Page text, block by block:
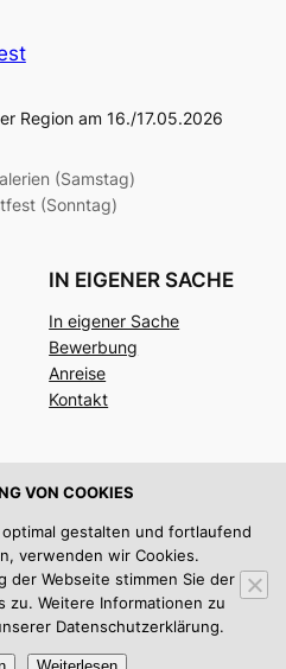
Region am 16./17.05.2026
(Samstag)
(Sonntag)
IN EIGENER SACHE
In eigener Sache
Bewerbung
Anreise
Kontakt
VON COOKIES
gestalten und fortlaufend
verwenden wir Cookies.
der Webseite stimmen Sie der
zu. Weitere Informationen zu
Datenschutzerklärung.